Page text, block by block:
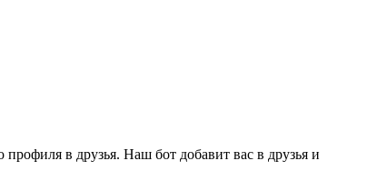
в друзья. Наш бот добавит вас в друзья и